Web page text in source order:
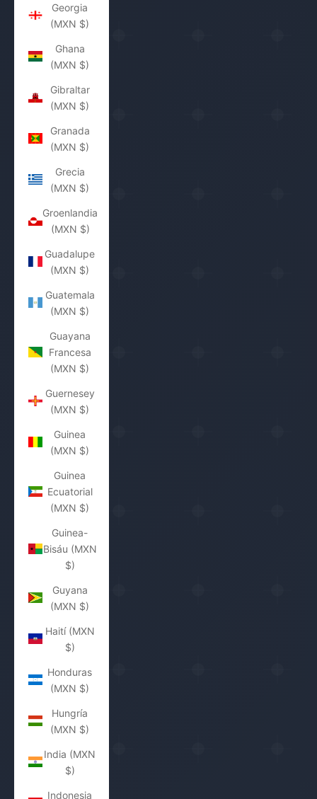
Georgia
(MXN $)
Ghana
(MXN $)
Gibraltar
(MXN $)
Granada
(MXN $)
Grecia
(MXN $)
Groenlandia
(MXN $)
Guadalupe
(MXN $)
Guatemala
(MXN $)
Guayana
Francesa
(MXN $)
Guernesey
(MXN $)
Guinea
(MXN $)
Guinea
Ecuatorial
(MXN $)
Guinea-
Bisáu (MXN
$)
Guyana
(MXN $)
Haití (MXN
$)
Honduras
(MXN $)
Hungría
(MXN $)
India (MXN
$)
Indonesia